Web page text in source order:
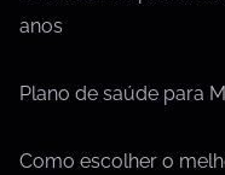
anos
Plano de saúde para
Como escolher o